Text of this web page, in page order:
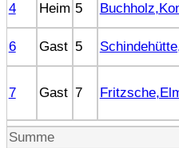
4 Heim 5
6 Gast 5
7 Gast 7
Summe